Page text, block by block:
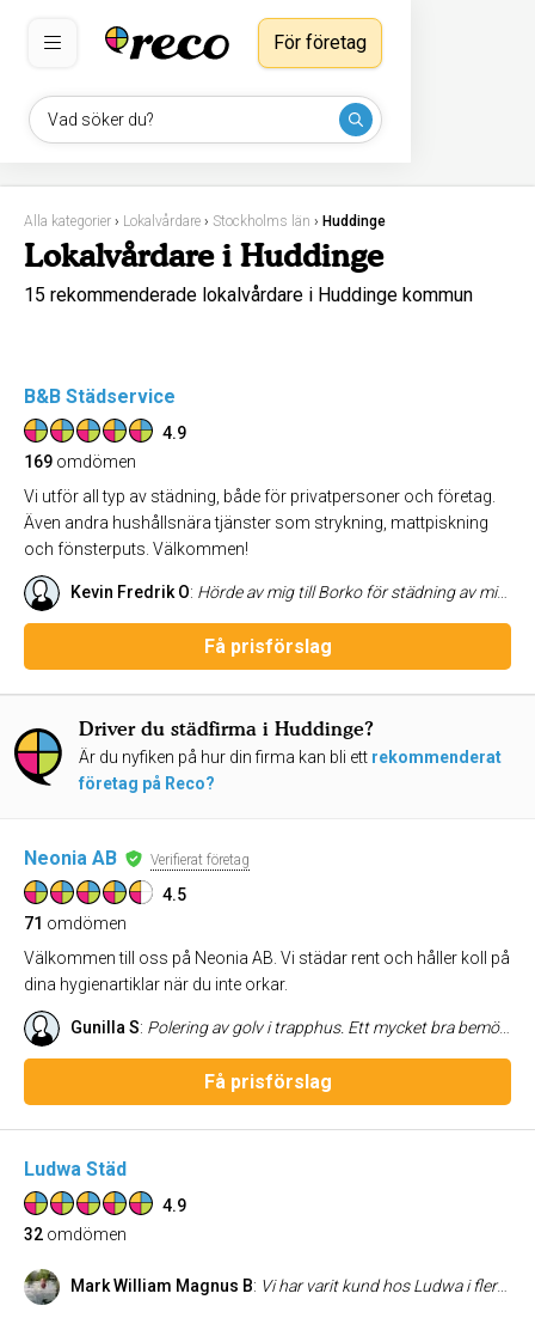
Vad söker du?
För företag
Alla kategorier › Lokalvårdare › Stockholms län › Huddinge
Lokalvårdare i Huddinge
15 rekommenderade lokalvårdare i Huddinge kommun
B&B Städservice
4.9
169 omdömen
Vi utför all typ av städning, både för privatpersoner och företag.
Även andra hushållsnära tjänster som strykning, mattpiskning
och fönsterputs. Välkommen!
Kevin Fredrik O: Hörde av mig till Borko för städning av min företagslokal. Svarar mycket fort på kommunikation och kontoret är skinande rent efter varje städtillfälle. Rekommenderar starkt. /Kevin
Få prisförslag
Driver du städfirma i Huddinge?
Är du nyfiken på hur din firma kan bli ett rekommenderat
företag på Reco?
Neonia AB Verifierat företag
4.5
71 omdömen
Välkommen till oss på Neonia AB. Vi städar rent och håller koll på
dina hygienartiklar när du inte orkar.
Gunilla S: Polering av golv i trapphus. Ett mycket bra bemötande och positiva personer. Allt blev mycket bra och vi blev inte störda av jobbet. Jobbet gjorde mest nattetid. Neornia är ett företag som vi kan rekommendera till andra.
Få prisförslag
Ludwa Städ
4.9
32 omdömen
Mark William Magnus B: Vi har varit kund hos Ludwa i flera år och uppskattar den kontinuitet och kvalitet som de levererar. De är enkla att ha att göra med och flexibla när så behövs.